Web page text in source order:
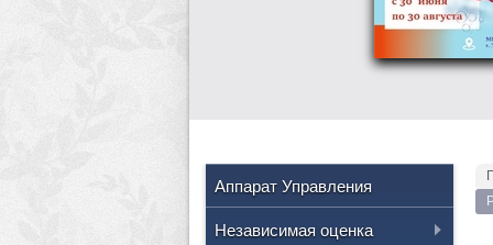
Аппарат Управления
Независимая оценка